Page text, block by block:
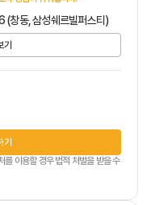
창동, 삼성쉐르빌퍼스티)
기
기
를 이용할 경우 법적 처벌을 받을 수